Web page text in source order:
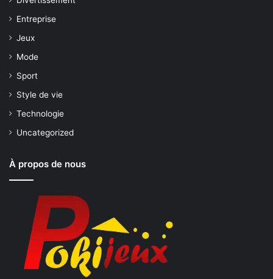
Entreprise
Jeux
Mode
Sport
Style de vie
Technologie
Uncategorized
À propos de nous